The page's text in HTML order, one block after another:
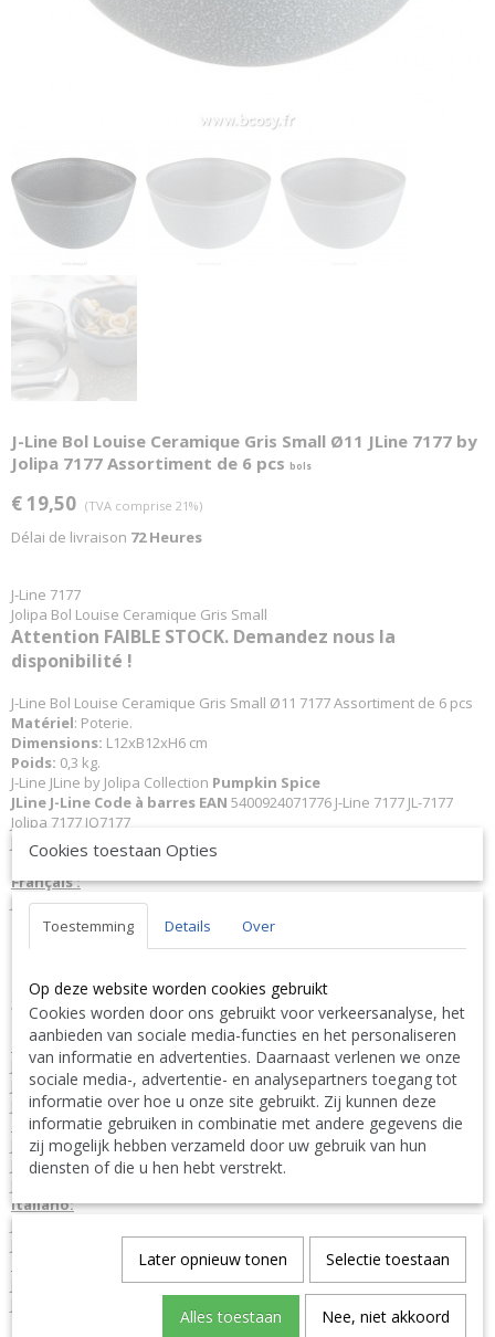
J-Line Bol Louise Ceramique Gris Small Ø11 JLine 7177 by
Jolipa 7177 Assortiment de 6 pcs bols
€ 19,50 (TVA comprise 21%)
Délai de livraison 72 Heures
J-Line 7177
Jolipa Bol Louise Ceramique Gris Small
Attention FAIBLE STOCK. Demandez nous la
disponibilité !
J-Line Bol Louise Ceramique Gris Small Ø11 7177 Assortiment de 6 pcs
Matériel: Poterie.
Dimensions: L12xB12xH6 cm
Poids: 0,3 kg.
J-Line JLine by Jolipa Collection Pumpkin Spice
JLine J-Line Code à barres EAN 5400924071776 J-Line 7177 JL-7177
Jolipa 7177 JO7177
J-Line by Jolipa Catégorie: services series
Français :
J-Line by Jolipa Bol Louise Ceramique Gris Small
Nous livrons aussi à l'étranger. N'hésitez pas à nous contacter
auch im Ausland. Bitte kontaktieren Sie uns. TEL: 0032 9 378 24
30 or
Contact Bcosy 1 CLICK HERE !
English:
J-Line by Jolipa Category: tableware series
J Line Bowl Louise Ceramic Grey Small
J-Line bowls
Deutsch:
J-Line by Jolipa Kategorie: geschirr serie
J Line Schüssel Louise Keramik Grau Small
Italiano:
J-Line by Jolipa Categoria: servizi series
J Line Ciotola Louise Ceramica Grigio Small
J-Line by Jolipa Categoría: servicio series
Cookies toestaan Opties
Toestemming Details Over
Op deze website worden cookies gebruikt
Cookies worden door ons gebruikt voor verkeersanalyse, het
aanbieden van sociale media-functies en het personaliseren
van informatie en advertenties. Daarnaast verlenen we onze
sociale media-, advertentie- en analysepartners toegang tot
informatie over hoe u onze site gebruikt. Zij kunnen deze
informatie gebruiken in combinatie met andere gegevens die
zij mogelijk hebben verzameld door uw gebruik van hun
diensten of die u hen hebt verstrekt.
Later opnieuw tonen Selectie toestaan
Alles toestaan Nee, niet akkoord